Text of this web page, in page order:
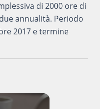
di 2000 ore di
annualità. Periodo
2017 e termine